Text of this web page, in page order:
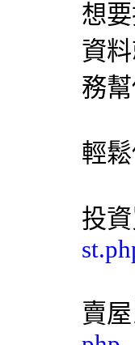
想
資
務
輕
投
賣